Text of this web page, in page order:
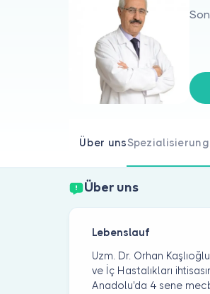
Über uns
Über uns
Lebenslauf
Uzm. Dr. Orhan
ve İç Hastalıkları
Anadolu'da 4 sene